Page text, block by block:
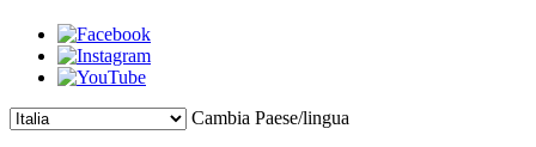
Cambia Paese/lingua